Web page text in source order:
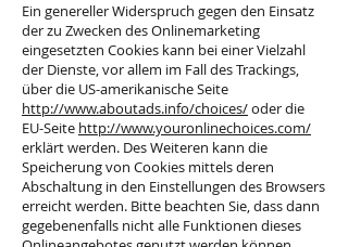
Ein genereller Widerspruch gegen den Einsatz
der zu Zwecken des Onlinemarketing
eingesetzten Cookies kann bei einer Vielzahl
der Dienste, vor allem im Fall des Trackings,
über die US-amerikanische Seite
http://www.aboutads.info/choices/oder die
EU-Seite http://www.youronlinechoices.com/
erklärt werden. Des Weiteren kann die
Speicherung von Cookies mittels deren
Abschaltung in den Einstellungen des Browsers
erreicht werden. Bitte beachten Sie, dass dann
gegebenenfalls nicht alle Funktionen dieses